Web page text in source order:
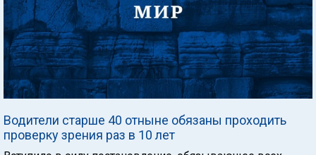
Водители старше 40 отныне обязаны проходить
проверку зрения раз в 10 лет